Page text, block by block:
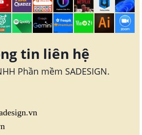
tin liên hệ
Phần mềm SADESIGN.